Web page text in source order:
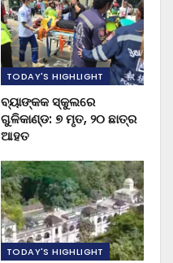
TODAY'S HIGHLIGHT
ବ୍ୟାଙ୍କକ ସ୍କୁଲରେ
ଗୁଳିକାଣ୍ଡ: ୭ ମୃତ, ୨୦ ଛାତ୍ର
ଆହତ
TODAY'S HIGHLIGHT